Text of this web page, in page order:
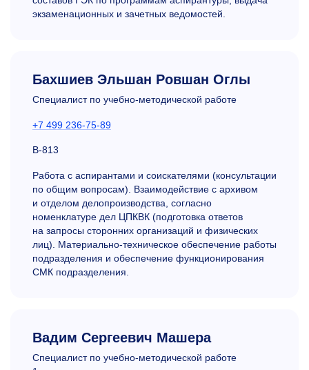
экзаменационных и зачетных ведомостей.
Бахшиев Эльшан Ровшан Оглы
Специалист по учебно-методической работе
+7 499 236-75-89
В-813
Работа с аспирантами и соискателями (консультации
по общим вопросам). Взаимодействие с архивом
и отделом делопроизводства, согласно
номенклатуре дел ЦПКВК (подготовка ответов
на запросы сторонних организаций и физических
лиц). Материально-техническое обеспечение работы
подразделения и обеспечение функционирования
СМК подразделения.
Вадим Сергеевич Машера
Специалист по учебно-методической работе